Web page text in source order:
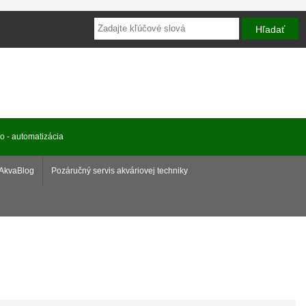
- automatizácia
Pozáručný servis akváriovej techniky